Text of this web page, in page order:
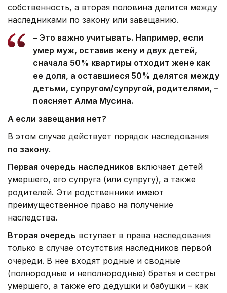
собственность, а вторая половина делится между
наследниками по закону или завещанию.
– Это важно учитывать. Например, если
умер муж, оставив жену и двух детей,
сначала 50% квартиры отходит жене как
ее доля, а оставшиеся 50% делятся между
детьми, супругом/супругой, родителями, –
поясняет Алма Мусина.
А если завещания нет?
В этом случае действует порядок наследования
по закону.
Первая очередь наследников включает детей
умершего, его супруга (или супругу), а также
родителей. Эти родственники имеют
преимущественное право на получение
наследства.
Вторая очередь вступает в права наследования
только в случае отсутствия наследников первой
очереди. В нее входят родные и сводные
(полнородные и неполнородные) братья и сестры
умершего, а также его дедушки и бабушки – как